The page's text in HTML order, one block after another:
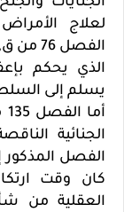
لعلاج
الذي يحكم
يسلم إلى
الجنائية
الفصل
كان وقت
العقلية من